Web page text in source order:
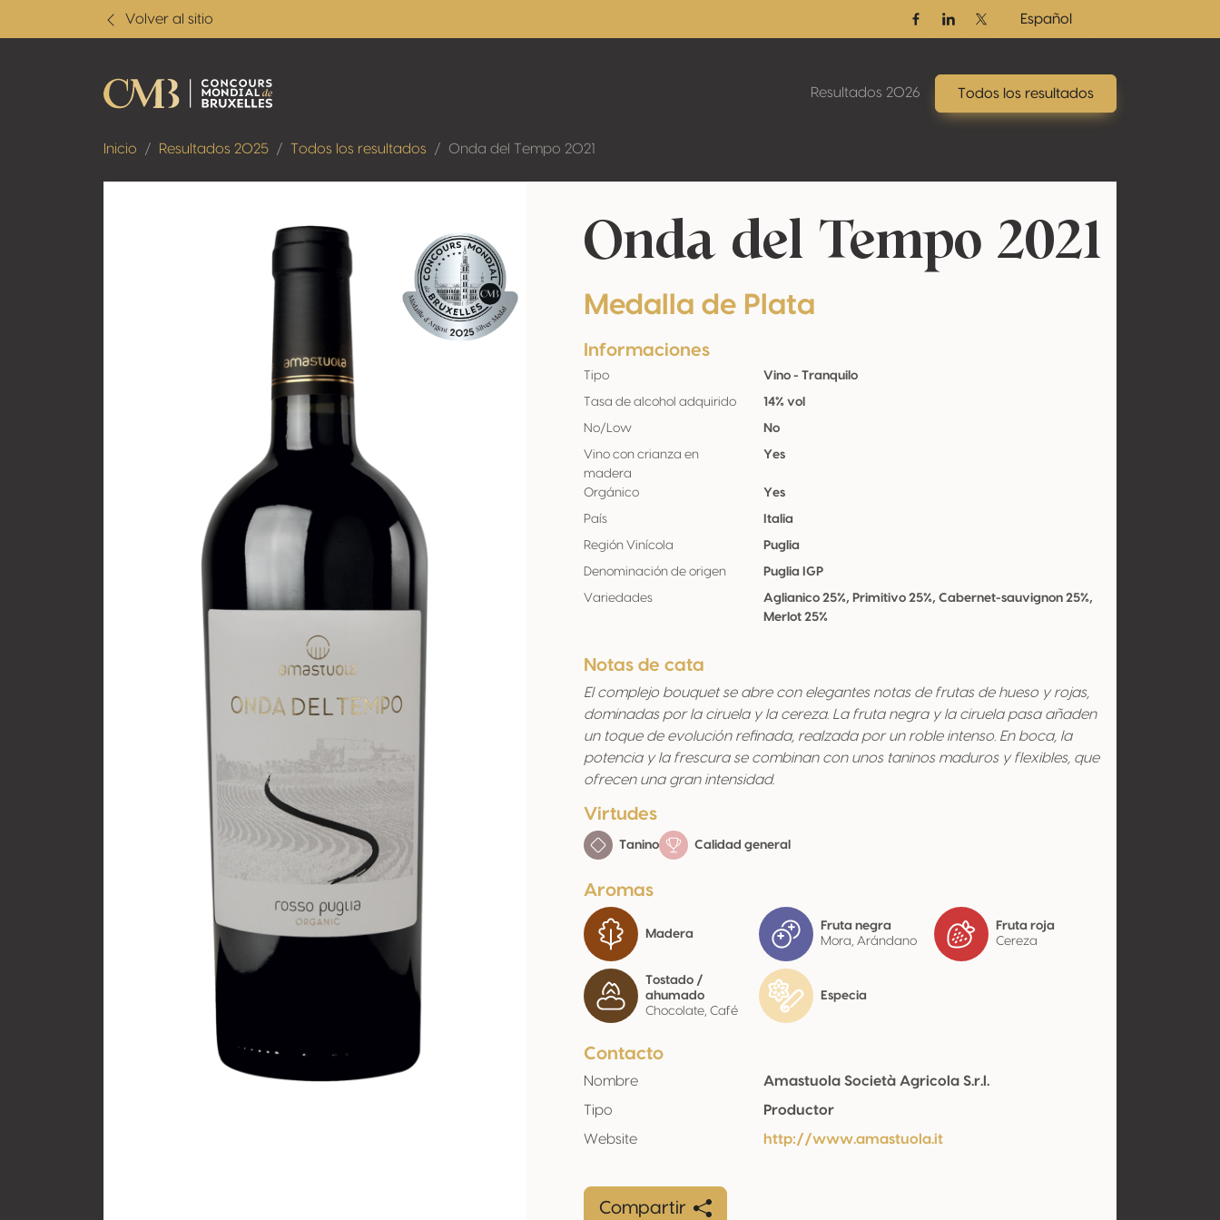
Volver al sitio
FacebookLinkedinTwitter / X
Español
Resultados 2026 Todos los resultados
Inicio Resultados 2025 Todos los resultados Onda del Tempo 2021
Onda del Tempo 2021
Medalla de Plata
Informaciones
Tipo Vino - Tranquilo
Tasa de alcohol adquirido 14% vol
No/Low No
Vino con crianza en
madera
Yes
Orgánico Yes
País Italia
Región Vinícola Puglia
Denominación de origen Puglia IGP
Variedades
Aglianico 25%, Primitivo 25%, Cabernet-sauvignon 25%,
Merlot 25%
Notas de cata
El complejo bouquet se abre con elegantes notas de frutas de hueso y rojas,
dominadas por la ciruela y la cereza. La fruta negra y la ciruela pasa añaden
un toque de evolución refinada, realzada por un roble intenso. En boca, la
potencia y la frescura se combinan con unos taninos maduros y flexibles, que
ofrecen una gran intensidad.
Virtudes
Tanino Calidad general
Aromas
Madera
Fruta negra
Mora, Arándano
Fruta roja
Cereza
Tostado /
ahumado
Chocolate, Café
Especia
Contacto
Nombre
Amastuola Società Agricola S.r.l.
Tipo
Productor
Website
http://www.amastuola.it
Compartir